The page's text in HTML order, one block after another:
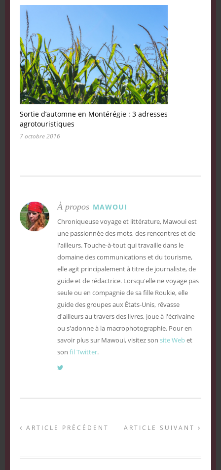
Sortie d’automne en Montérégie : 3 adresses
agrotouristiques
7 octobre 2016
À propos MAWOUI
Chroniqueuse voyage et littérature, Mawoui est
une passionnée des mots, des rencontres et de
l'ailleurs. Touche-à-tout qui travaille dans le
domaine des communications et du tourisme,
elle agit principalement à titre de journaliste, de
guide et de rédactrice. Lorsqu'elle ne voyage pas
seule ou en compagnie de sa fille Roukie, elle
guide des groupes aux États-Unis, rêvasse
d'ailleurs au travers des livres, joue à l'écrivaine
ou s'adonne à la macrophotographie. Pour en
savoir plus sur Mawoui, visitez son site Webet
son fil Twitter.
ARTICLE PRÉCÉDENT ARTICLE SUIVANT